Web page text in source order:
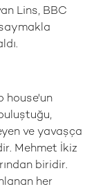
Lins, BBC
house'un
ve yavaşça
Mehmet İkiz
biridir.
her